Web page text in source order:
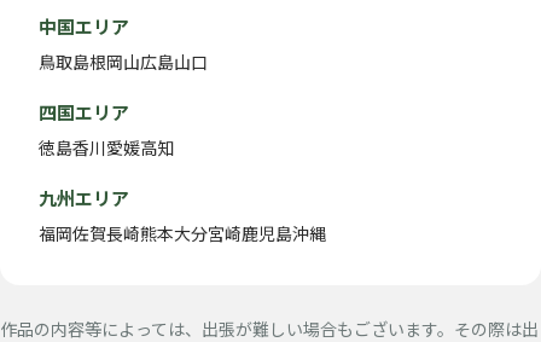
中国エリア
鳥取島根岡山広島山口
四国エリア
徳島香川愛媛高知
九州エリア
福岡佐賀長崎熊本大分宮崎鹿児島沖縄
作品の内容等によっては、出張が難しい場合もございます。その際は出